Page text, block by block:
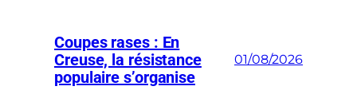
Coupes rases : En
Creuse, la résistance
populaire s’organise
01/08/2026